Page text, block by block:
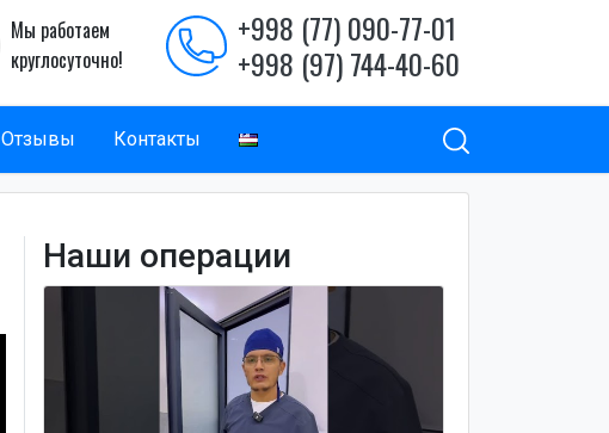
Мы работаем
круглосуточно!
+998 (77) 090-77-01
+998 (97) 744-40-60
Отзывы Контакты
Наши операции